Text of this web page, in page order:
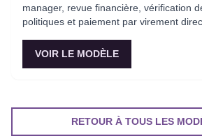
manager, revue financière, vérification
politiques et paiement par virement
VOIR LE MODÈLE
RETOUR À TOUS LES